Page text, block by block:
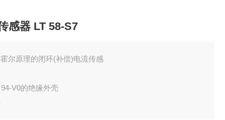
感器 LT 58-S7
尔原理的闭环(补偿)电流传感
94-V0的绝缘外壳